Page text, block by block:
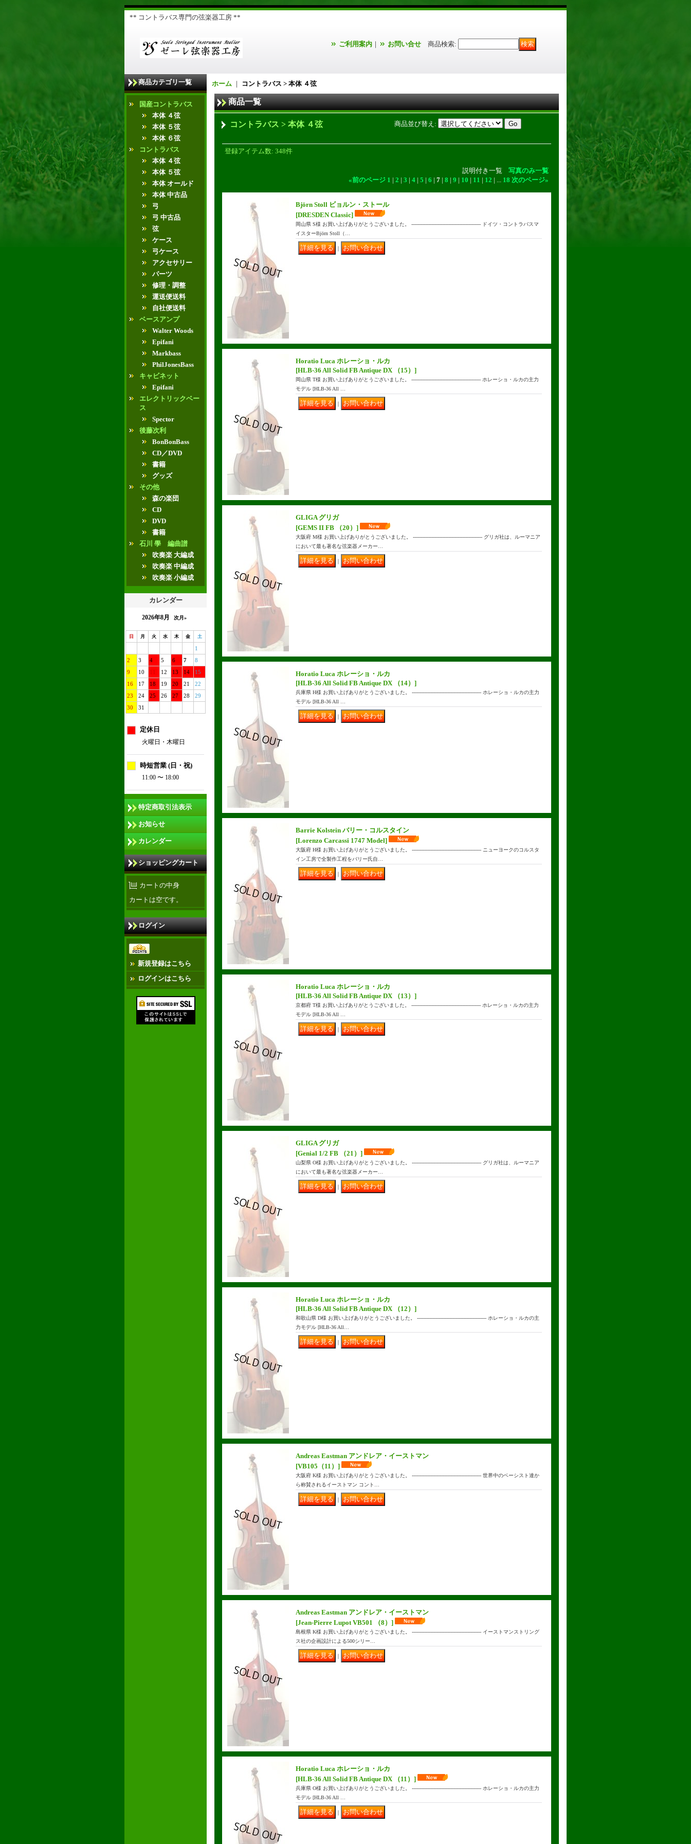
** コントラバス専門の弦楽器工房 **
ご利用案内 ｜ お問い合せ 商品検索:
商品カテゴリ一覧
国産コントラバス
本体 ４弦
本体 ５弦
本体 ６弦
コントラバス
本体 ４弦
本体 ５弦
本体 オールド
本体 中古品
弓
弓 中古品
弦
ケース
弓ケース
アクセサリー
パーツ
修理・調整
運送便送料
自社便送料
ベースアンプ
Walter Woods
Epifani
Markbass
PhilJonesBass
キャビネット
Epifani
エレクトリックベー
ス
Spector
後藤次利
BonBonBass
CD／DVD
書籍
グッズ
その他
森の楽団
CD
DVD
書籍
石川 學 編曲譜
吹奏楽 大編成
吹奏楽 中編成
吹奏楽 小編成
カレンダー
2026年8月 次月»
日 月 火 水 木 金 土
1
2
3 4 5 6 7
8
9
10 11 12 13 14
15
16
17 18 19 20 21
22
23
24 25 26 27 28
29
30
31
定休日
火曜日・木曜日
時短営業 (日・祝)
11:00 〜 18:00
特定商取引法表示
お知らせ
カレンダー
ショッピングカート
カートの中身
カートは空です。
ログイン
新規登録はこちら
ログインはこちら
ホーム ｜ コントラバス > 本体 ４弦
商品一覧
コントラバス > 本体 ４弦 商品並び替え :
登録アイテム数: 348件
説明付き一覧 写真のみ一覧
«前のページ 1 | 2 | 3 | 4 | 5 | 6 | 7 | 8 | 9 | 10 | 11 | 12 | ... 18 次のページ»
Björn Stoll ビョルン・ストール
[DRESDEN Classic]
岡山県 S様 お買い上げありがとうございました。 --------------------------------------------- ドイツ・コントラバスマ
イスターBjörn Stoll（…
｜
Horatio Luca ホレーショ・ルカ
[HLB-36 All Solid FB Antique DX （15）]
岡山県 T様 お買い上げありがとうございました。 --------------------------------------------- ホレーショ・ルカの主力
モデル [HLB-36 All …
｜
GLIGA グリガ
[GEMS II FB （20）]
大阪府 M様 お買い上げありがとうございました。 --------------------------------------------- グリガ社は、ルーマニア
において最も著名な弦楽器メーカー…
｜
Horatio Luca ホレーショ・ルカ
[HLB-36 All Solid FB Antique DX （14）]
兵庫県 H様 お買い上げありがとうございました。 --------------------------------------------- ホレーショ・ルカの主力
モデル [HLB-36 All …
｜
Barrie Kolstein バリー・コルスタイン
[Lorenzo Carcassi 1747 Model]
大阪府 H様 お買い上げありがとうございました。 --------------------------------------------- ニューヨークのコルスタ
イン工房で全製作工程をバリー氏自…
｜
Horatio Luca ホレーショ・ルカ
[HLB-36 All Solid FB Antique DX （13）]
京都府 T様 お買い上げありがとうございました。 --------------------------------------------- ホレーショ・ルカの主力
モデル [HLB-36 All …
｜
GLIGA グリガ
[Genial 1/2 FB （21）]
山梨県 O様 お買い上げありがとうございました。 --------------------------------------------- グリガ社は、ルーマニア
において最も著名な弦楽器メーカー…
｜
Horatio Luca ホレーショ・ルカ
[HLB-36 All Solid FB Antique DX （12）]
和歌山県 D様 お買い上げありがとうございました。 --------------------------------------------- ホレーショ・ルカの主
力モデル [HLB-36 All…
｜
Andreas Eastman アンドレア・イーストマン
[VB105（11）]
大阪府 K様 お買い上げありがとうございました。 --------------------------------------------- 世界中のベーシスト達か
ら称賛されるイーストマン コント…
｜
Andreas Eastman アンドレア・イーストマン
[Jean-Pierre Lupot VB501 （8）]
島根県 K様 お買い上げありがとうございました。 --------------------------------------------- イーストマンストリング
ス社の企画設計による500シリー…
｜
Horatio Luca ホレーショ・ルカ
[HLB-36 All Solid FB Antique DX （11）]
兵庫県 O様 お買い上げありがとうございました。 --------------------------------------------- ホレーショ・ルカの主力
モデル [HLB-36 All …
｜